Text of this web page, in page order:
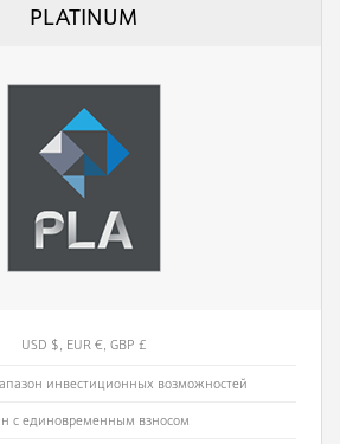
PLATINUM
USD $, EUR €, GBP £
инвестиционных возможностей
с единовременным взносом